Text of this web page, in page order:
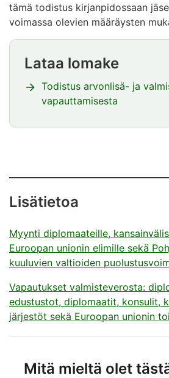
tämä todistus kirjanpidossaan
voimassa olevien määräysten
Huomio
alkaa
Lataa lomake
Todistus arvonlisä- ja
vapauttamisesta
Lisätietoa
Myynti diplomaateille,
Euroopan unionin elimille sekä
kuuluvien valtioiden
Vapautukset valmisteverosta:
edustustot, diplomaatit, konsulit,
järjestöt sekä Euroopan unionin
Mitä mieltä olet